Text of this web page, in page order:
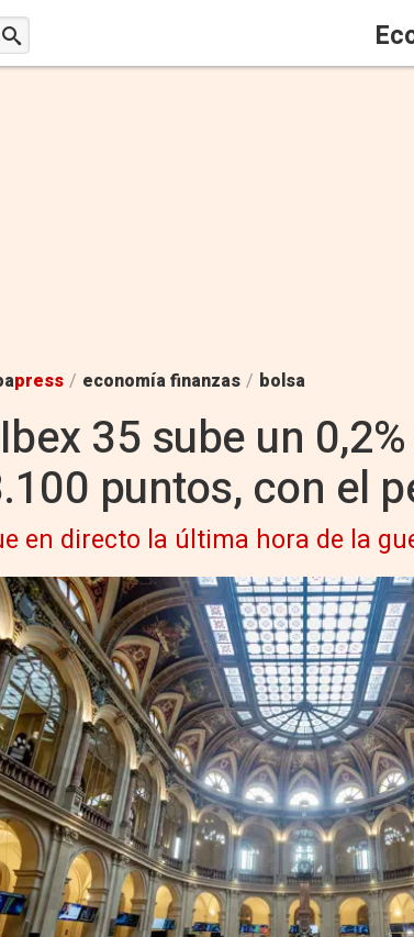
press / economía finanzas / bolsa
35 sube un
puntos, con el
en directo la última hora de la